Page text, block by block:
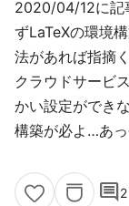
2020/04/12に記
ずLaTeXの環境
法があれば指摘く
クラウドサービ
かい設定ができ
構築が必よ…あ
comment2